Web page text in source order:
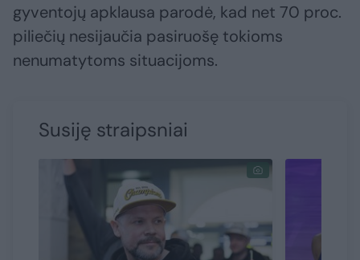
gyventojų apklausa parodė, kad net 70 proc.
piliečių nesijaučia pasiruošę tokioms
nenumatytoms situacijoms.
Susiję straipsniai